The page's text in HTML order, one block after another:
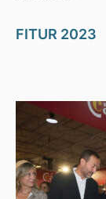
FITUR 2023